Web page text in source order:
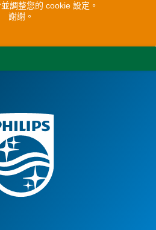
調整您的 cookie 設定。
謝謝。